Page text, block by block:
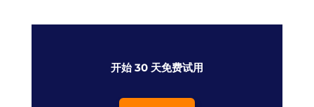
开始 30 天免费试用